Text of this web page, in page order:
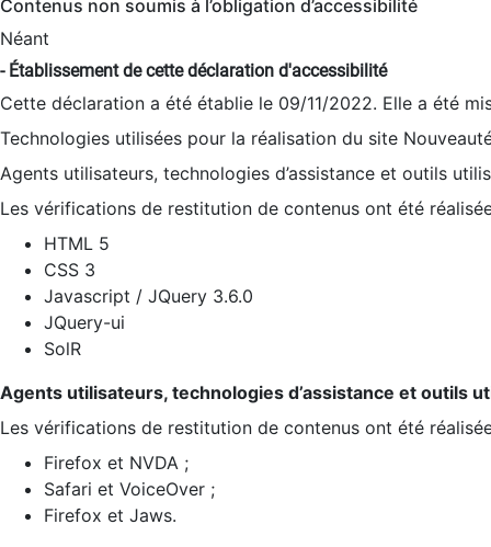
Contenus non soumis à l’obligation d’accessibilité
Néant
- Établissement de cette déclaration d'accessibilité
Cette déclaration a été établie le 09/11/2022. Elle a été
Technologies utilisées pour la réalisation du site
Agents utilisateurs, technologies d’assistance et outils
Les vérifications de restitution de contenus ont été
HTML 5
CSS 3
Javascript / JQuery 3.6.0
JQuery-ui
SolR
Agents utilisateurs, technologies d’assistance et outils
Les vérifications de restitution de contenus ont été
Firefox et NVDA ;
Safari et VoiceOver ;
Firefox et Jaws.